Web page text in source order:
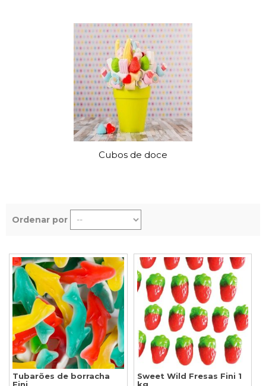
Cubos de doce
Ordenar por
Tubarões de borracha
Fini
Sweet Wild Fresas Fini 1
kg